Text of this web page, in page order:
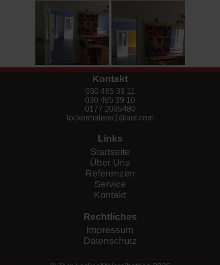
Kontakt
030 465 39 11
030 465 39 10
0177 2095480
lockermalerei1@aol.com
Links
Startseite
Über Uns
Referenzen
Service
Kontakt
Rechtliches
Impressum
Datenschutz